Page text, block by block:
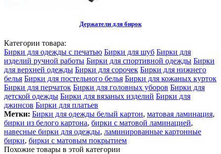
Держатели для бирок
Категории товара:
Бирки для одежды с печатью Бирки для шуб Бирки для
изделий ручной работы Бирки для спортивной одежды Бирки
для верхней одежды Бирки для сорочек Бирки для нижнего
белья Бирки для постельного белья Бирки для кожаных курток
Бирки для перчаток Бирки для головных уборов Бирки для
детской одежды Бирки для вязаных изделий Бирки для
джинсов Бирки для платьев
Метки: Бирки для одежды белый картон, матовая ламинация,
бирки из белого картона, бирки с матовой ламинацией,
навесные бирки для одежды, ламинированные картонные
бирки, бирки с матовым покрытием
Похожие товары в этой категории